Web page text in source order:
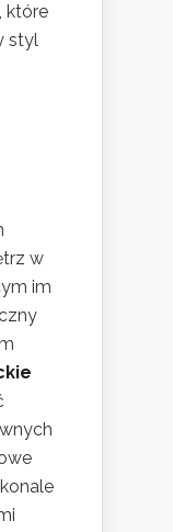
które
styl
w
im